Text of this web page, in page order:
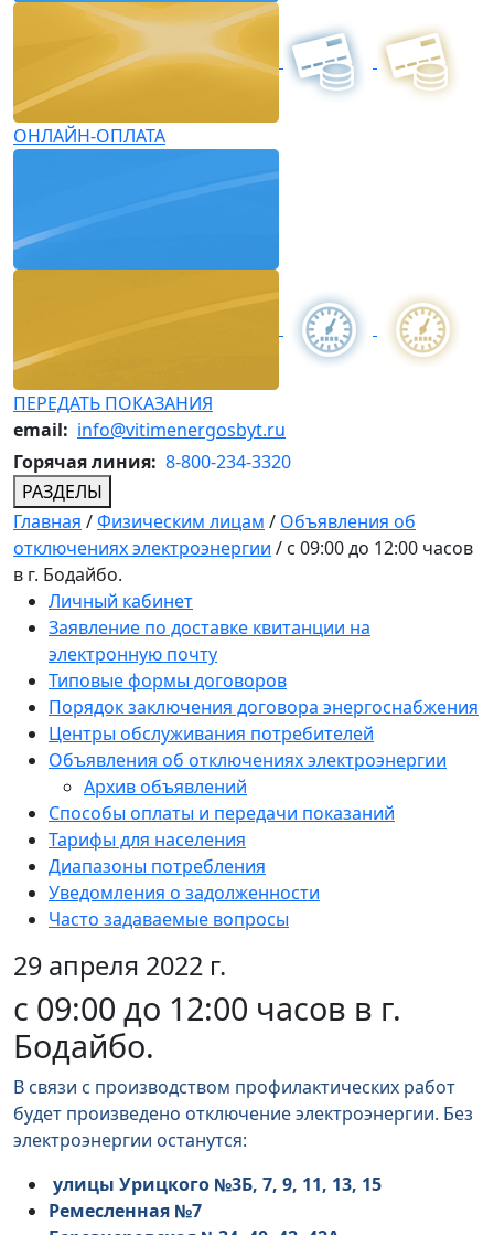
ОНЛАЙН-ОПЛАТА
ПЕРЕДАТЬ ПОКАЗАНИЯ
email: info@vitimenergosbyt.ru
Горячая линия: 8-800-234-3320
РАЗДЕЛЫ
Главная /Физическим лицам / Объявления об
отключениях электроэнергии / с 09:00 до 12:00 часов
в г. Бодайбо.
Личный кабинет
Заявление по доставке квитанции на
электронную почту
Типовые формы договоров
Порядок заключения договора энергоснабжения
Центры обслуживания потребителей
Объявления об отключениях электроэнергии
Архив объявлений
Способы оплаты и передачи показаний
Тарифы для населения
Диапазоны потребления
Уведомления о задолженности
Часто задаваемые вопросы
29 апреля 2022 г.
с 09:00 до 12:00 часов в г.
Бодайбо.
В связи с производством профилактических работ
будет произведено отключение электроэнергии. Без
электроэнергии останутся:
улицы Урицкого №3Б, 7, 9, 11, 13, 15
Ремесленная №7